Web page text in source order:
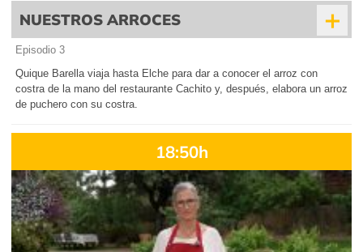
NUESTROS ARROCES +
Episodio 3
Quique Barella viaja hasta Elche para dar a conocer el arroz con
costra de la mano del restaurante Cachito y, después, elabora un arroz
de puchero con su costra.
18:50h